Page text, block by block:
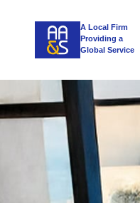
A Local Firm
Providing a
Global Service